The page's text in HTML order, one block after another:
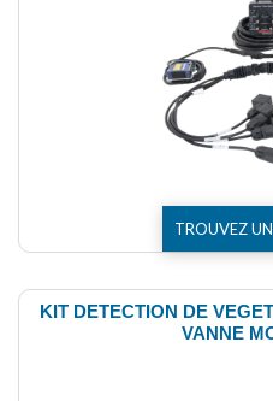
TROUVEZ
KIT DETECTION DE
VANNE